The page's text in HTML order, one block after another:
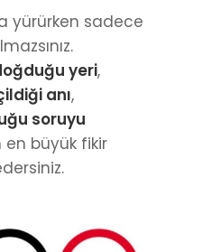
yürürken sadece
yeri,
anı,
soruyu
büyük fikir